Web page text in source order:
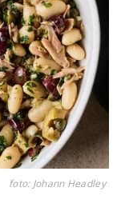
foto: Johann Headley